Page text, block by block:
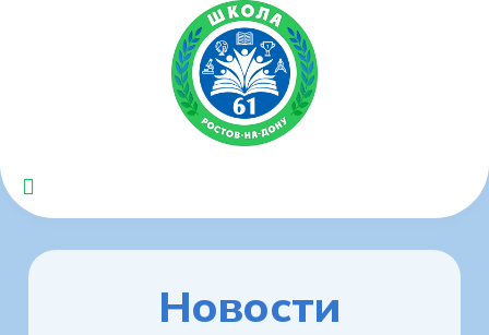
Новости